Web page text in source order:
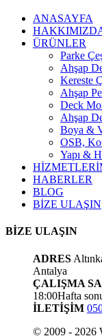
ANASAYFA
ÜRÜNLER
Parke
Ahşap
Kereste
Ahşap
Deck
Ahşap
Boya &
OSB,
Yapı &
HABERLER
BLOG
BİZE ULAŞIN
BİZE ULAŞIN
ADRES
Antalya
ÇALIŞMA
18:00Hafta
İLETİŞİM
© 2009 -